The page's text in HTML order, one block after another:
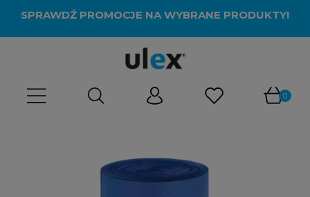
SPRAWDŹ PROMOCJE NA WYBRANE PRODUKTY!